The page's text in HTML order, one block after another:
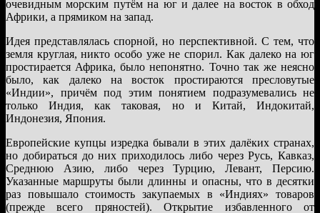
очевидным морским путём на юг и далее на восток в обход
Африки, а прямиком на запад.
Идея представлялась спорной, но перспективной. С тем, что
земля круглая, никто особо уже не спорил. Как далеко на юг
простирается Африка, было непонятно. Точно так же неясно
было, как далеко на восток простираются пресловутые
«Индии», причём под этим понятием подразумевались не
только Индия, как таковая, но и Китай, Индокитай,
Индонезия, Япония.
Европейские купцы изредка бывали в этих далёких странах,
но добираться до них приходилось либо через Русь, Кавказ,
Среднюю Азию, либо через Турцию, Левант, Персию.
Указанные маршруты были длинны и опасны, что в десятки
раз повышало стоимость закупаемых в «Индиях» товаров
(прежде всего пряностей). Открытие избавленного от